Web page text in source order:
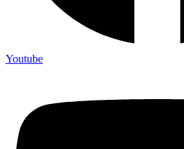
Youtube